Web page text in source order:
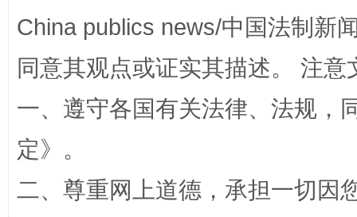
解纷+调解+退费，一次搞定
China publics news/中国法制新
同意其观点或证实其描述。 注
一、遵守各国有关法律、法规，
定》。
二、尊重网上道德，承担一切因